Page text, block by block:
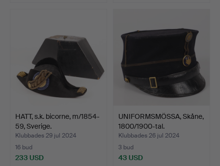
HATT, s.k. bicorne, m/1854-
59, Sverige.
Klubbades 29 jul 2024
16 bud
233 USD
UNIFORMSMÖSSA, Skåne,
1800/1900-tal.
Klubbades 26 jul 2024
3 bud
43 USD